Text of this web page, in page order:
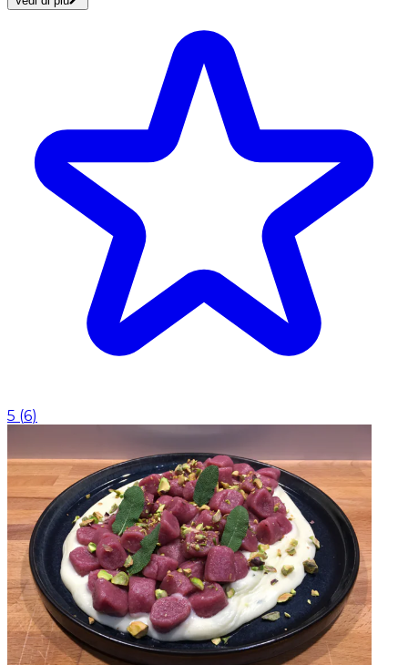
5 (6)